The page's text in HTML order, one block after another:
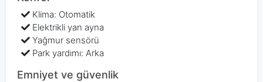
Klima: Otomatik
Elektrikli yan ayna
Yağmur sensörü
Park yardımı: Arka
Emniyet ve güvenlik